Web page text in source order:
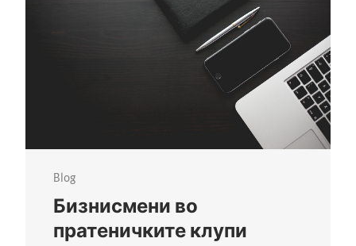
Blog
Бизнисмени во
пратеничките клупи